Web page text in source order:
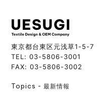
東京都台東区元浅草1-5-7
TEL: 03-5806-3001
FAX: 03-5806-3002
Topics 最新情報